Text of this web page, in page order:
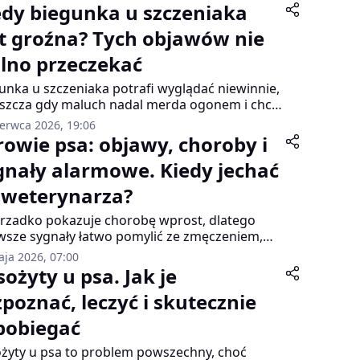
biegunka u szczeniaka
groźna? Tych objawów nie
przeczekać
u szczeniaka potrafi wyglądać niewinnie,
gdy maluch nadal merda ogonem i chce
Problem w tym, że młody pies odwadnia
niż dorosły. Luźny stolec może być
sygnałem infekcji, pasożytów albo
Nie każda biegunka oznacza nagły wyjazd
ale są objawy, przy których nie warto
do rana. Najważniejsze jest jedno: patrz nie
kupę, ale też na zachowanie szczeniaka.
2026, 19:06
psa: objawy, choroby i
alarmowe. Kiedy jechać
pokazuje chorobę wprost, dlatego
sygnały łatwo pomylić ze zmęczeniem,
albo chwilowym spadkiem nastroju.
apetyt, apatia, wymioty, biegunka, kaszel,
drapanie, częste picie wody czy
z oddawaniem moczu mogą być
ale mogą też zapowiadać
problem zdrowotny. Szczególnie
są objawy nagłe: duszność, drgawki,
2026, 07:00
u psa. Jak je
leczyć i skutecznie
u psa to problem powszechny, choć